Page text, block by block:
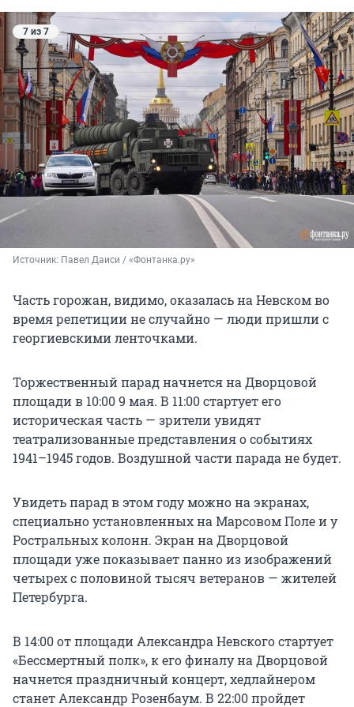
7 из 7
Источник: Павел Даиси / «Фонтанка.ру»
Часть горожан, видимо, оказалась на Невском во
время репетиции не случайно — люди пришли с
георгиевскими ленточками.
Торжественный парад начнется на Дворцовой
площади в 10:00 9 мая. В 11:00 стартует его
историческая часть — зрители увидят
театрализованные представления о событиях
1941–1945 годов. Воздушной части парада не будет.
Увидеть парад в этом году можно на экранах,
специально установленных на Марсовом Поле и у
Ростральных колонн. Экран на Дворцовой
площади уже показывает панно из изображений
четырех с половиной тысяч ветеранов — жителей
Петербурга.
В 14:00 от площади Александра Невского стартует
«Бессмертный полк», к его финалу на Дворцовой
начнется праздничный концерт, хедлайнером
станет Александр Розенбаум. В 22:00 пройдет